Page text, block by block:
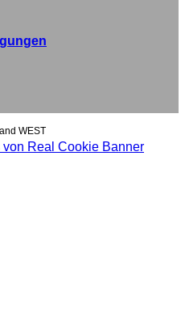
WEST
Real Cookie Banner